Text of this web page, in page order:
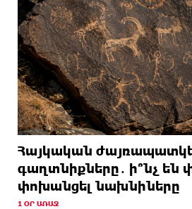
Հայկական
գաղտնիքները․ ի՞նչ են
փոխանցել նախնիները
1 ՕՐ ԱՌԱՋ